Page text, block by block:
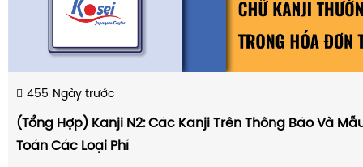
455 Ngày trước
(Tổng Hợp) Kanji N2: Các Kanji Trên Thông Báo Và
Toán Các Loại Phí